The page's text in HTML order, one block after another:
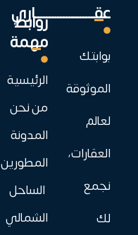
عقـــــــــــــــــــــاري
بوابتك
الموثوقة
لعالم
العقارات،
نجمع
لك
روابط
مهمة
الرئيسية
من نحن
المدونة
المطورين
الساحل
الشمالي